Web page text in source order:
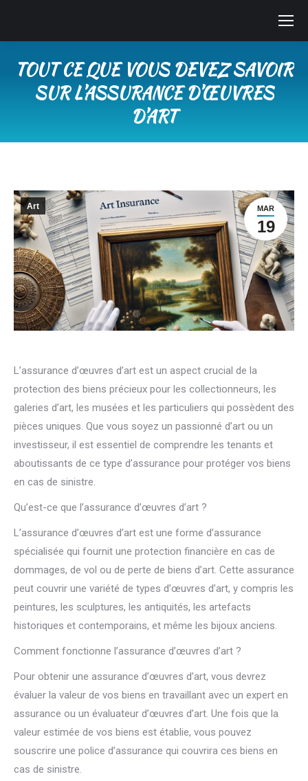
TOUT CE QUE VOUS DEVEZ SAVOIR
SUR L’ASSURANCE D’ŒUVRES
D’ART
MAR
19
Art
L’assurance d’œuvres d’art est un aspect crucial de la
protection des biens précieux pour les collectionneurs, les
galeries d’art, les musées et les particuliers qui possèdent des
pièces uniques. Que vous soyez un passionné d’art ou un
investisseur, il est essentiel de comprendre les tenants et
aboutissants de ce type d’assurance pour protéger vos biens
en cas de sinistre.
Qu’est-ce que l’assurance d’œuvres d’art ?
L’assurance d’œuvres d’art est une forme d’assurance
spécialisée qui fournit une protection financière en cas de
dommages, de vol ou de perte de biens d’art. Cette assurance
peut couvrir une variété de types d’œuvres d’art, y compris les
peintures, les sculptures, les antiquités, les artefacts
historiques et contemporains, et même les bijoux anciens.
Comment fonctionne l’assurance d’œuvres d’art ?
Pour obtenir une assurance d’œuvres d’art, vous devrez
évaluer la valeur de vos biens en travaillant avec un expert en
assurance ou un évaluateur d’œuvres d’art. Une fois que la
valeur estimée de vos biens est établie, vous pouvez
souscrire une police d’assurance qui couvrira ces biens en
cas de sinistre.